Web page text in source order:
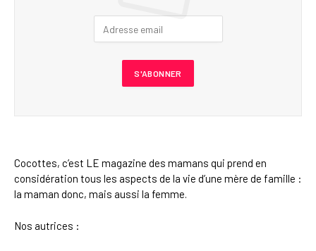
Cocottes, c’est LE magazine des mamans qui prend en
considération tous les aspects de la vie d’une mère de famille :
la maman donc, mais aussi la femme.
Nos autrices :